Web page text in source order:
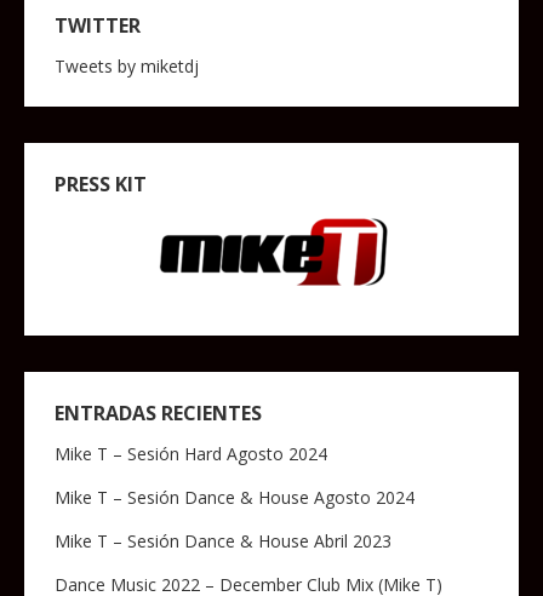
TWITTER
Tweets by miketdj
PRESS KIT
ENTRADAS RECIENTES
Mike T – Sesión Hard Agosto 2024
Mike T – Sesión Dance & House Agosto 2024
Mike T – Sesión Dance & House Abril 2023
Dance Music 2022 – December Club Mix (Mike T)